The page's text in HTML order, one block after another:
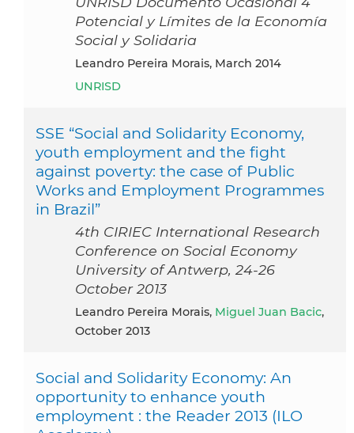
Potencial y Límites de la Economía
Social y Solidaria
Leandro Pereira Morais, March 2014
UNRISD
SSE “Social and Solidarity Economy,
youth employment and the fight
against poverty: the case of Public
Works and Employment Programmes
in Brazil”
4th CIRIEC International Research
Conference on Social Economy
University of Antwerp, 24-26
October 2013
Leandro Pereira Morais, Miguel Juan Bacic,
October 2013
Social and Solidarity Economy: An
opportunity to enhance youth
employment : the Reader 2013 (ILO